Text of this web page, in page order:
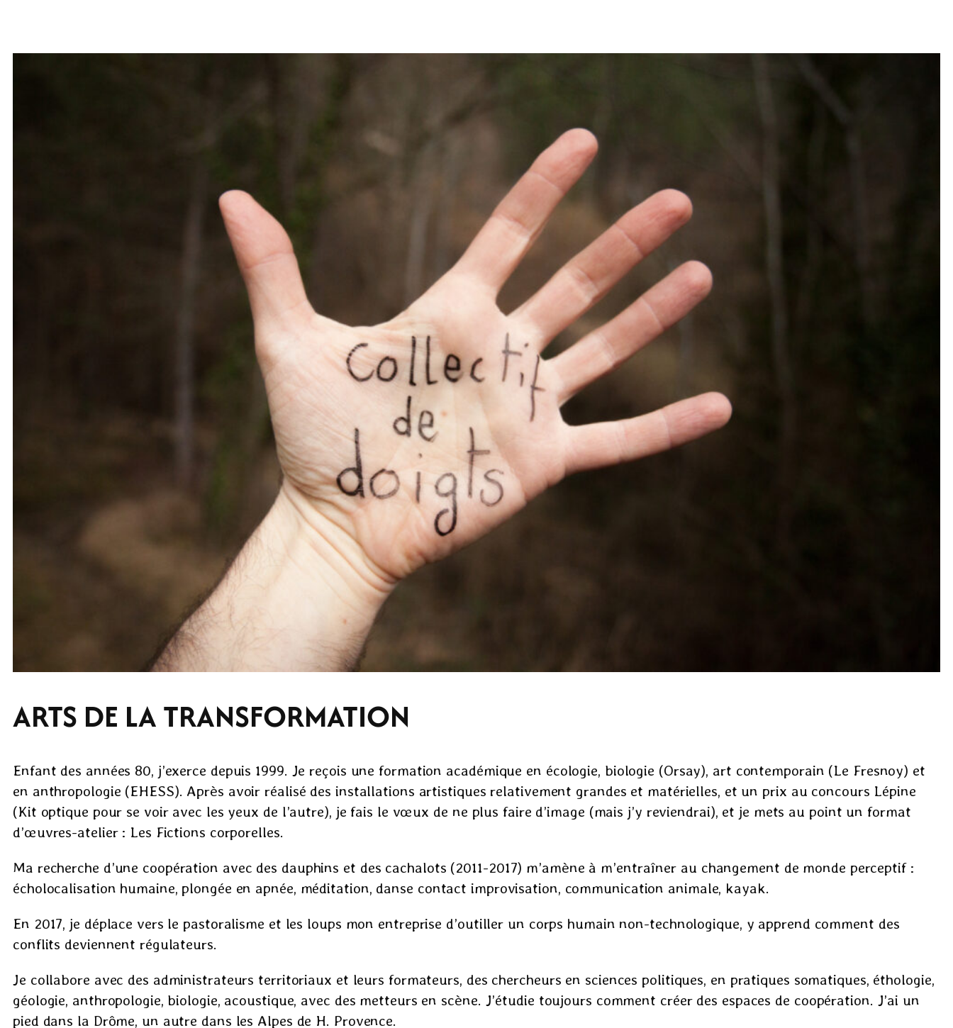
ARTS DE LA TRANSFORMATION
Enfant des années 80, j’exerce depuis 1999. Je reçois une formation académique en écologie, biologie (Orsay), art contemporain (Le Fresnoy) et
en anthropologie (EHESS). Après avoir réalisé des installations artistiques relativement grandes et matérielles, et un prix au concours Lépine
(Kit optique pour se voir avec les yeux de l’autre), je fais le vœux de ne plus faire d’image (mais j’y reviendrai), et je mets au point un format
d’œuvres-atelier : Les Fictions corporelles.
Ma recherche d’une coopération avec des dauphins et des cachalots (2011-2017) m’amène à m’entraîner au changement de monde perceptif :
écholocalisation humaine, plongée en apnée, méditation, danse contact improvisation, communication animale, kayak.
En 2017, je déplace vers le pastoralisme et les loups mon entreprise d’outiller un corps humain non-technologique, y apprend comment des
conflits deviennent régulateurs.
Je collabore avec des administrateurs territoriaux et leurs formateurs, des chercheurs en sciences politiques, en pratiques somatiques, éthologie,
géologie, anthropologie, biologie, acoustique, avec des metteurs en scène. J’étudie toujours comment créer des espaces de coopération. J’ai un
pied dans la Drôme, un autre dans les Alpes de H. Provence.